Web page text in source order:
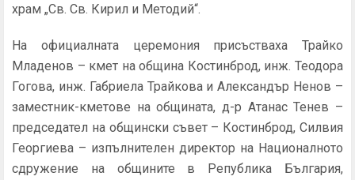
храм „Св. Св. Кирил и Методий“.
На официалната церемония присъстваха Трайко
Младенов – кмет на община Костинброд, инж. Теодора
Гогова, инж. Габриела Трайкова и Александър Ненов –
заместник-кметове на общината, д-р Атанас Тенев –
председател на общински съвет – Костинброд, Силвия
Георгиева – изпълнителен директор на Националното
сдружение на общините в Република България,